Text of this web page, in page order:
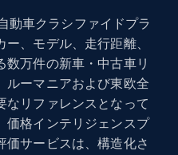
今すぐ購入
動車クラシファイドプラ
、モデル、走行距離、
万件の新車・中古車リ
ルーマニアおよび東欧全
なリファレンスとなって
価格インテリジェンスプ
価サービスは、構造化さ